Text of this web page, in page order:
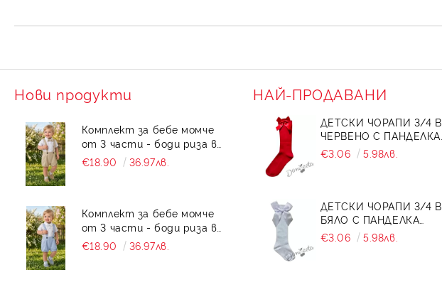
Нови продукти
Комплект за бебе момче
от 3 части - боди риза в
бяло с къс ръкав , къси
панталони тип
€18.90 36.97лв.
Комплект за бебе момче
от 3 части - боди риза в
бяло с къс ръкав , къси
панталони тип
€18.90 36.97лв.
НАЙ-ПРОДАВАНИ
ДЕТСКИ ЧОРАПИ 3/4 В
ЧЕРВЕНО С ПАНДЕЛКА
734897
€3.06 5.98лв.
ДЕТСКИ ЧОРАПИ 3/4 В
БЯЛО С ПАНДЕЛКА
7465464 ОТ КОЛЕКЦИЯ
СНЕЖИНА
€3.06 5.98лв.